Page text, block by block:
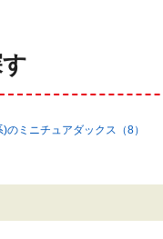
のミニチュアダックス（8）